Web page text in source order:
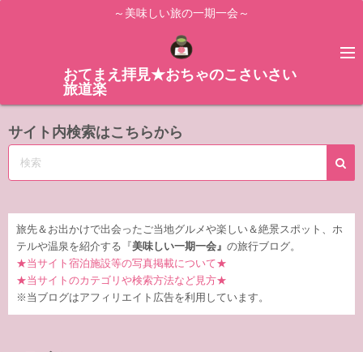
ス
ッ
～美味しい旅の一期一会～
おてまえ拝見★おちゃのこさいさい
旅道楽
サイト内検索はこちらから
旅先＆お出かけで出会ったご当地グルメや楽しい＆絶景スポット、ホ
テルや温泉を紹介する『 美味しい一期一会』 の旅行ブログ。
★当サイト宿泊施設等の写真掲載について★
★当サイトのカテゴリや検索方法など見方★
※当ブログはアフィリエイト広告を利用しています。